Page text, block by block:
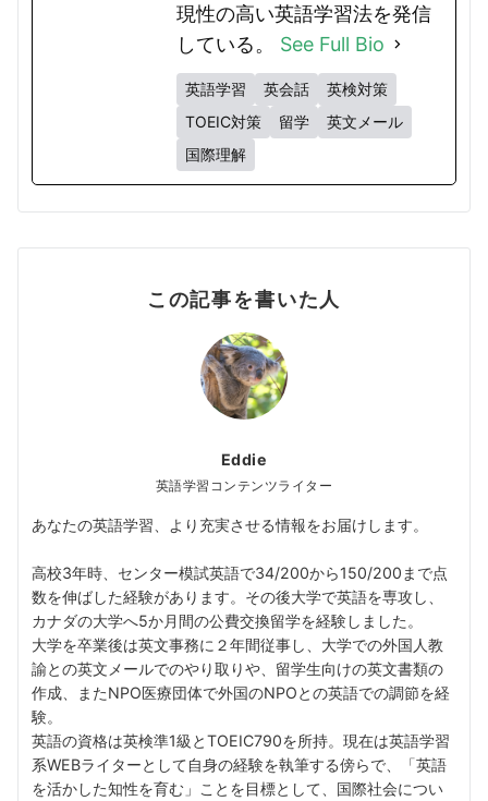
現性の高い英語学習法を発信
している。 See Full Bio
英語学習 英会話
英検対策
TOEIC対策
留学
英文メール
国際理解
この記事を書いた人
Eddie
英語学習コンテンツライター
あなたの英語学習、より充実させる情報をお届けします。
高校3年時、センター模試英語で34/200から150/200まで点
数を伸ばした経験があります。その後大学で英語を専攻し、
カナダの大学へ5か月間の公費交換留学を経験しました。
大学を卒業後は英文事務に２年間従事し、大学での外国人教
諭との英文メールでのやり取りや、留学生向けの英文書類の
作成、またNPO医療団体で外国のNPOとの英語での調節を経
験。
英語の資格は英検準1級とTOEIC790を所持。現在は英語学習
系WEBライターとして自身の経験を執筆する傍らで、「英語
を活かした知性を育む」ことを目標として、国際社会につい